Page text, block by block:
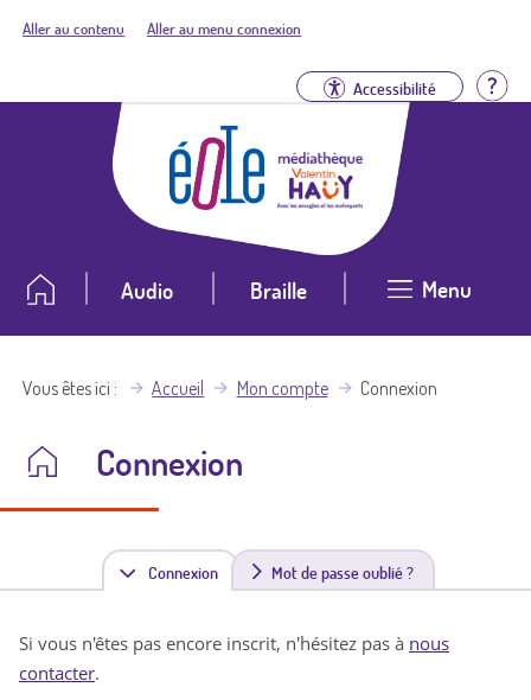
Aller au contenu Aller au menu connexion
Accessibilité
Audio Braille Menu
Vous êtes ici Accueil Mon compte Connexion
Connexion
Connexion(
n
Mot de passe oublié ?
Si vous n'êtes pas encore inscrit, n'hésitez pas à nous
contacter.